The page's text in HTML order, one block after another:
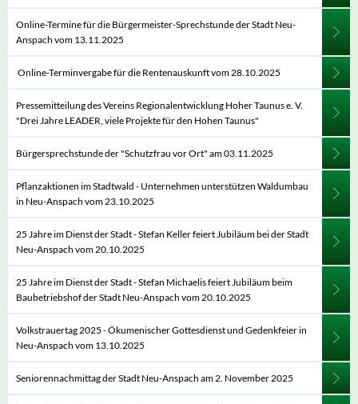
Online-Termine für die Bürgermeister-Sprechstunde der Stadt Neu-
Anspach vom 13.11.2025
Online-Terminvergabe für die Rentenauskunft vom 28.10.2025
Pressemitteilung des Vereins Regionalentwicklung Hoher Taunus e. V.
"Drei Jahre LEADER, viele Projekte für den Hohen Taunus"
Bürgersprechstunde der "Schutzfrau vor Ort" am 03.11.2025
Pflanzaktionen im Stadtwald - Unternehmen unterstützen Waldumbau
in Neu-Anspach vom 23.10.2025
25 Jahre im Dienst der Stadt - Stefan Keller feiert Jubiläum bei der Stadt
Neu-Anspach vom 20.10.2025
25 Jahre im Dienst der Stadt - Stefan Michaelis feiert Jubiläum beim
Baubetriebshof der Stadt Neu-Anspach vom 20.10.2025
Volkstrauertag 2025 - Ökumenischer Gottesdienst und Gedenkfeier in
Neu-Anspach vom 13.10.2025
Seniorennachmittag der Stadt Neu-Anspach am 2. November 2025